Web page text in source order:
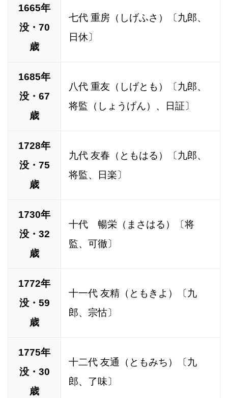
1665年
没・70
歳
七代 重房（しげふさ）〔九郎、
日休〕
1685年
没・67
歳
八代 重友（しげとも）〔九郎、
将監（しょうげん）、日証〕
1728年
没・75
歳
九代 友春（ともはる）〔九郎、
将監、日楽〕
1730年
没・32
歳
十代 暢栄（まさはる）〔将
監、可徹〕
1772年
没・59
歳
十一代 友精（ともきよ）〔九
郎、宗怙〕
1775年
没・30
歳
十二代 友通（ともみち）〔九
郎、了味〕